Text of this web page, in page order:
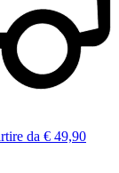
da € 49,90